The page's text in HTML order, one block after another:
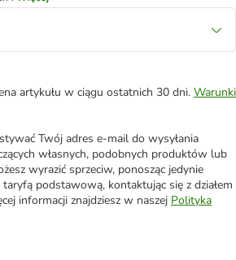
artykułu w ciągu ostatnich 30 dni. Warunki
Twój adres e-mail do wysyłania
własnych, podobnych produktów lub
wyrazić sprzeciw, ponosząc jedynie
taryfą podstawową, kontaktując się z działem
informacji znajdziesz w naszej Polityka